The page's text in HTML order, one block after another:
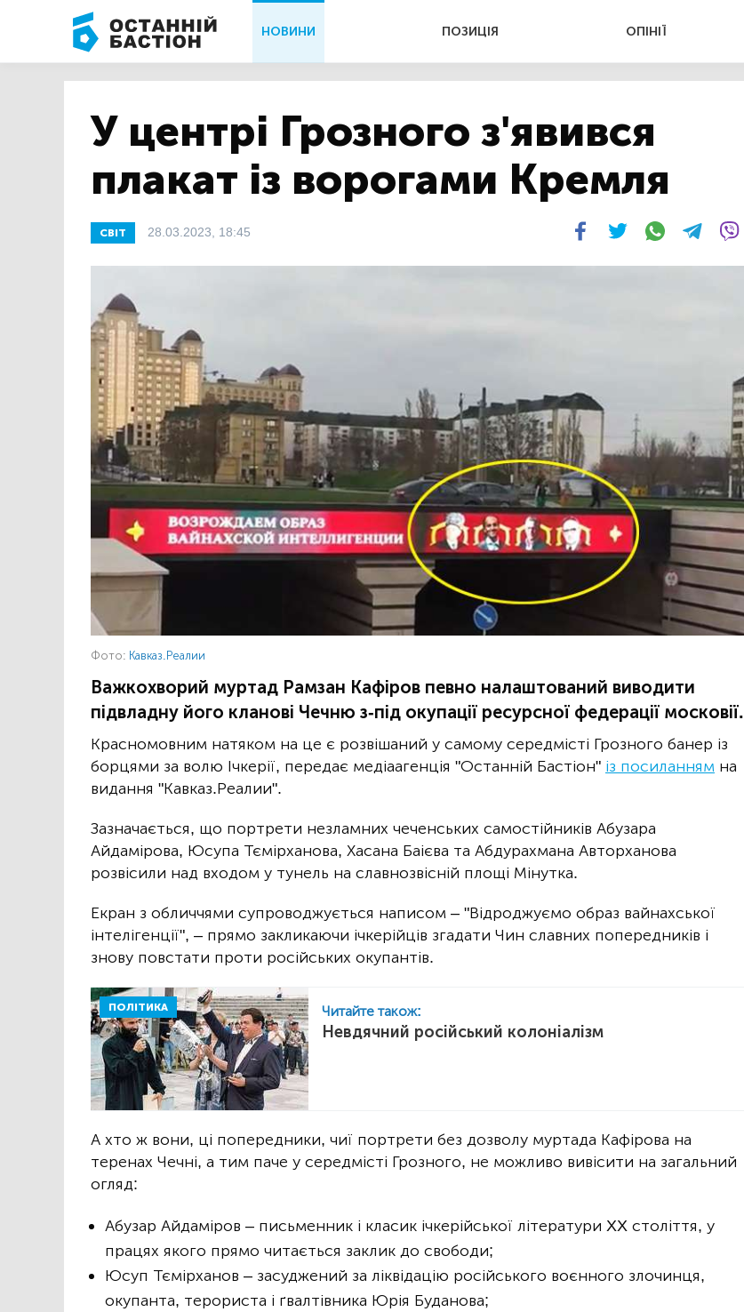
НОВИНИ ПОЗИЦІЯ ОПІНІЇ
У центрі Грозного з'явився
плакат із ворогами Кремля
СВІТ 28.03.2023, 18:45
Фото: Кавказ.Реалии
Важкохворий муртад Рамзан Кафіров певно налаштований виводити
підвладну його кланові Чечню з-під окупації ресурсної федерації московії.
Красномовним натяком на це є розвішаний у самому середмісті Грозного банер із
борцями за волю Ічкерії, передає медіаагенція "Останній Бастіон" із посиланням на
видання "Кавказ.Реалии".
Зазначається, що портрети незламних чеченських самостійників Абузара
Айдамірова, Юсупа Тємірханова, Хасана Баієва та Абдурахмана Авторханова
розвісили над входом у тунель на славнозвісній площі Мінутка.
Екран з обличчями супроводжується написом – "Відроджуємо образ вайнахської
інтелігенції", – прямо закликаючи ічкерійців згадати Чин славних попередників і
знову повстати проти російських окупантів.
ПОЛІТИКА Читайте також:
Невдячний російський колоніалізм
А хто ж вони, ці попередники, чиї портрети без дозволу муртада Кафірова на
теренах Чечні, а тим паче у середмісті Грозного, не можливо вивісити на загальний
огляд:
Абузар Айдаміров – письменник і класик ічкерійської літератури XX століття, у
працях якого прямо читається заклик до свободи;
Юсуп Тємірханов – засуджений за ліквідацію російського воєнного злочинця,
окупанта, терориста і ґвалтівника Юрія Буданова;